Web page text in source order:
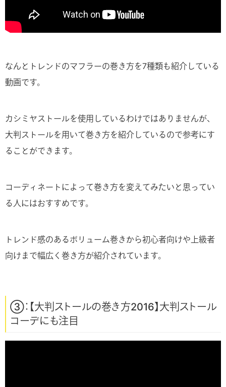
なんとトレンドのマフラーの巻き方を7種類も紹介している
動画です。
カシミヤストールを使用しているわけではありませんが、
大判ストールを用いて巻き方を紹介しているので参考にす
ることができます。
コーディネートによって巻き方を変えてみたいと思ってい
る人にはおすすめです。
トレンド感のあるボリューム巻きから初心者向けや上級者
向けまで幅広く巻き方が紹介されています。
③：【大判ストールの巻き方2016】大判ストール
コーデにも注目